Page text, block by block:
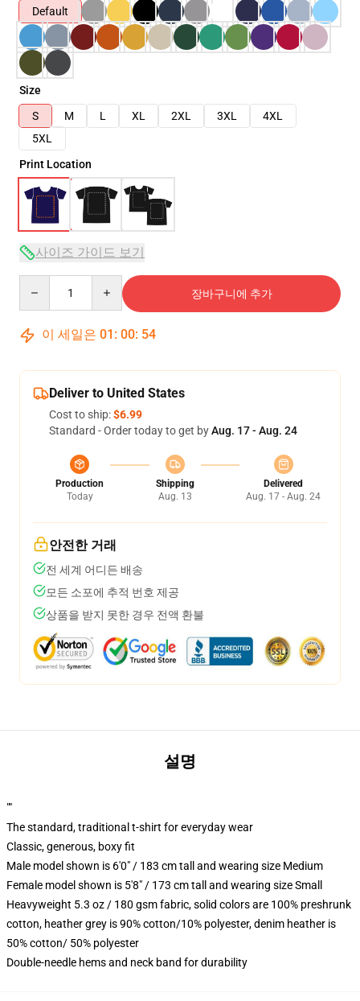
Default
Size
S
M L XL 2XL 3XL
4XL
5XL
Print Location
사이즈 가이드 보기
장바구니에 추가
이 세일은 01 : 00: 54
Deliver to United States
Cost to ship:$6.99
Standard - Order today to get byAug. 17 - Aug. 24
Production
Today
Shipping
Aug. 13
Delivered
Aug. 17 - Aug. 24
안전한 거래
전 세계 어디든 배송
모든 소포에 추적 번호 제공
상품을 받지 못한 경우 전액 환불
설명
""
The standard, traditional t-shirt for everyday wear
Classic, generous, boxy fit
Male model shown is 6'0" / 183 cm tall and wearing size Medium
Female model shown is 5'8" / 173 cm tall and wearing size Small
Heavyweight 5.3 oz / 180 gsm fabric, solid colors are 100% preshrunk
cotton, heather grey is 90% cotton/10% polyester, denim heather is
50% cotton/ 50% polyester
Double-needle hems and neck band for durability